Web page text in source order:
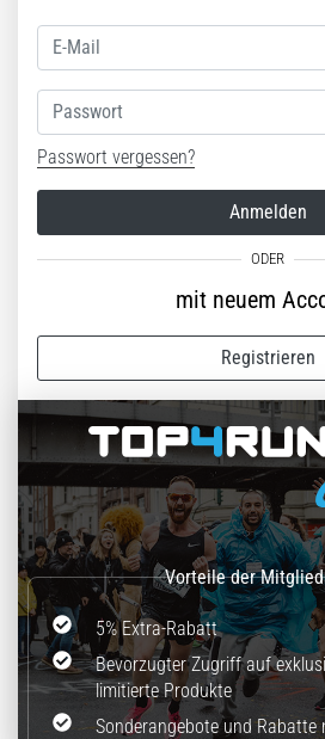
Passwort
Passwort vergessen?
Anmelden
mit neuem
Registrieren
5% Extra-Rabatt
Bevorzugter Zugriff auf
limitierte Produkte
Sonderangebote und